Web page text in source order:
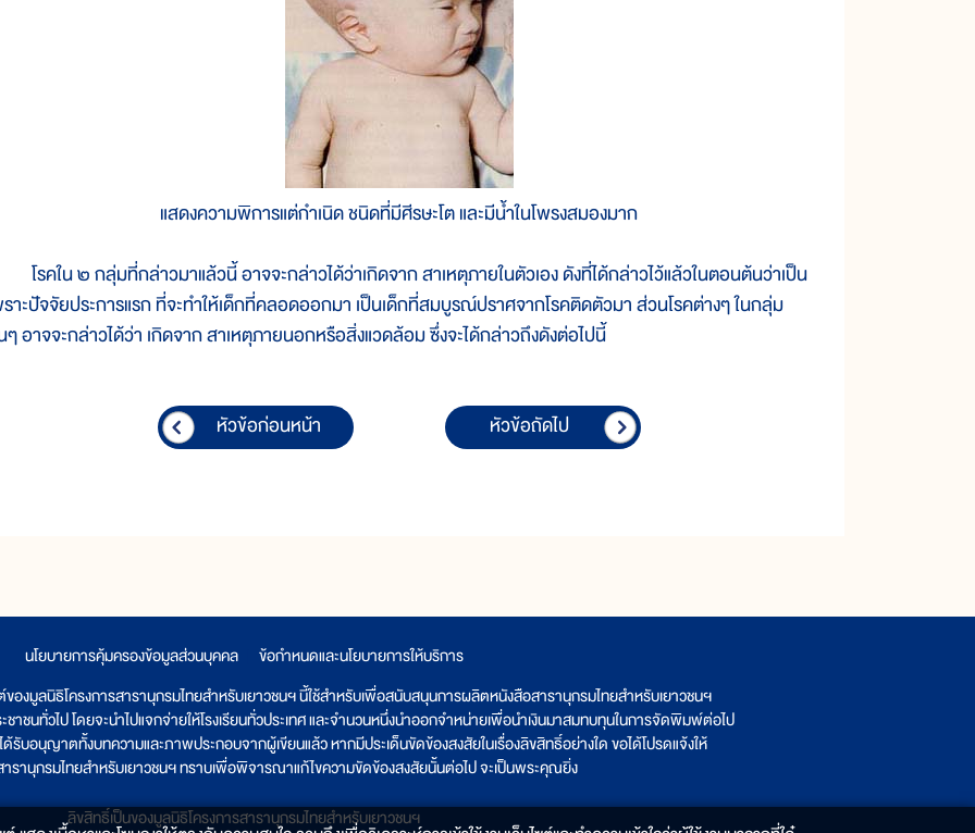
แสดงความพิการแต่กำเนิด ชนิดที่มีศีรษะโต และมีน้ำในโพรงสมองมาก
โรคใน ๒ กลุ่มที่กล่าวมาแล้วนี้ อาจจะกล่าวได้ว่าเกิดจาก สาเหตุภายในตัวเอง ดังที่ได้กล่าวไว้แล้วในตอนต้นว่าเป็น
ราะปัจจัยประการแรก ที่จะทำให้เด็กที่คลอดออกมา เป็นเด็กที่สมบูรณ์ปราศจากโรคติดตัวมา ส่วนโรคต่างๆ ในกลุ่ม
อาจจะกล่าวได้ว่า เกิดจาก สาเหตุภายนอกหรือสิ่งแวดล้อม ซึ่งจะได้กล่าวถึงดังต่อไปนี้
หัวข้อก่อนหน้า หัวข้อถัดไป
นโยบายการคุ้มครองข้อมูลส่วนบุคคล
ข้อกำหนดและนโยบายการให้บริการ
องมูลนิธิโครงการสารานุกรมไทยสำหรับเยาวชนฯ นี้ใช้สำหรับเพื่อสนับสนุนการผลิตหนังสือสารานุกรมไทยสำหรับเยาวชนฯ
ชาชนทั่วไป โดยจะนำไปแจกจ่ายให้โรงเรียนทั่วประเทศ และจำนวนหนึ่งนำออกจำหน่ายเพื่อนำเงินมาสมทบทุนในการจัดพิมพ์ต่อไป
รับอนุญาตทั้งบทความและภาพประกอบจากผู้เขียนแล้ว หากมีประเด็นขัดข้องสงสัยในเรื่องลิขสิทธิ์อย่างใด ขอได้โปรดแจ้งให้
รานุกรมไทยสำหรับเยาวชนฯ ทราบเพื่อพิจารณาแก้ไขความขัดข้องสงสัยนั้นต่อไป จะเป็นพระคุณยิ่ง
ลิขสิทธิ์เป็นของมูลนิธิโครงการสารานุกรมไทยสำหรับเยาวชนฯ